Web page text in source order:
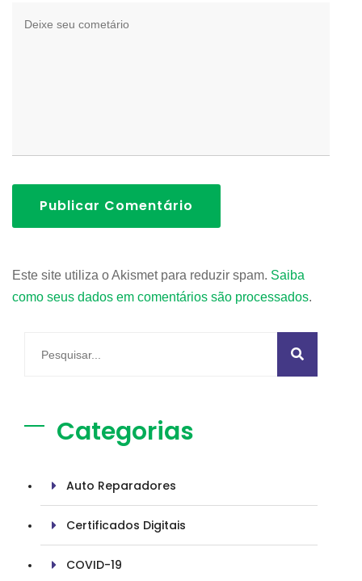
Publicar Comentário
Este site utiliza o Akismet para reduzir spam. Saiba
como seus dados em comentários são processados.
Categorias
Auto Reparadores
Certificados Digitais
COVID-19